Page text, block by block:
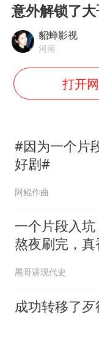
意外解锁了
貂蝉影视
河南
打开
#因为一个片
好剧#
阿鲲作曲
一个片段入
熬夜刷完，真
黑哥讲现代史
成功转移了